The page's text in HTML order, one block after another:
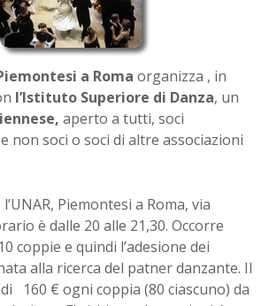
a Roma organizza , in
l’Istituto Superiore di Danza, un
aperto a tutti, soci
non soci o soci di altre associazioni
Piemontesi a Roma, via
è dalle 20 alle 21,30. Occorre
coppie e quindi l’adesione dei
alla ricerca del patner danzante. Il
160 € ogni coppia (80 ciascuno) da